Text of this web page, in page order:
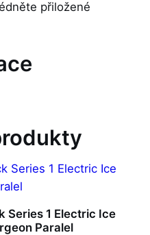
přiložené
Series 1 Electric Ice
Paralel